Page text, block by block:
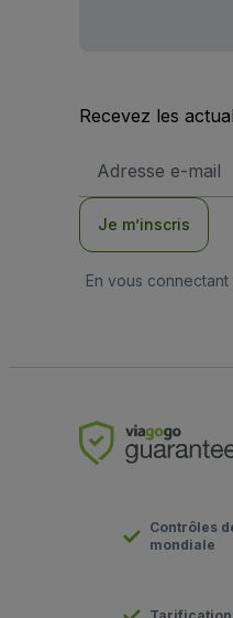
Recevez les
e-
Je m’inscris
En vous
Contrôles
mondiale